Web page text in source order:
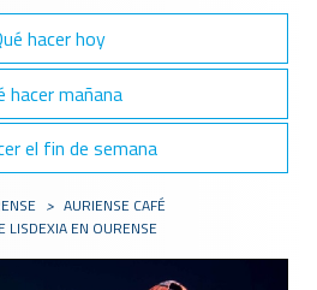
hacer hoy
hacer mañana
el fin de semana
> AURIENSE CAFÉ
LISDEXIA EN OURENSE